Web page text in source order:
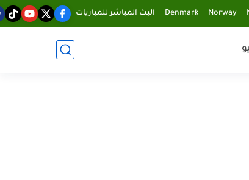
Norway
Denmark البث المباشر للمباريات